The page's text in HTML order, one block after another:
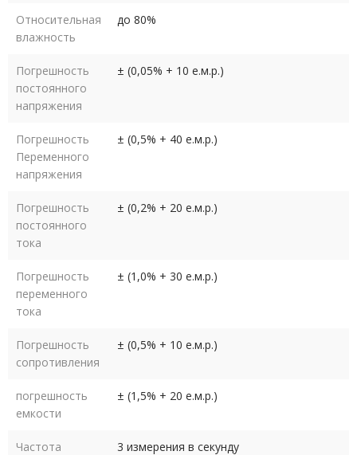
Относительная
влажность
до 80%
Погрешность
постоянного
напряжения
± (0,05% + 10 е.м.р.)
Погрешность
Переменного
напряжения
± (0,5% + 40 е.м.р.)
Погрешность
постоянного
тока
± (0,2% + 20 е.м.р.)
Погрешность
переменного
тока
± (1,0% + 30 е.м.р.)
Погрешность
сопротивления
± (0,5% + 10 е.м.р.)
погрешность
емкости
± (1,5% + 20 е.м.р.)
Частота
3 измерения в секунду